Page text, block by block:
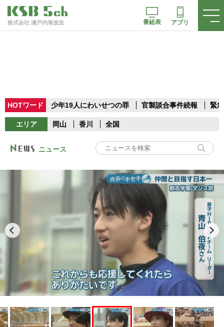
株式会社 瀬戸内海放送 番組表 アプリ
HOTワード 少年19人にわいせつの罪 官製談合事件続報 緊
エリア 岡山 香川 全国
ニュース